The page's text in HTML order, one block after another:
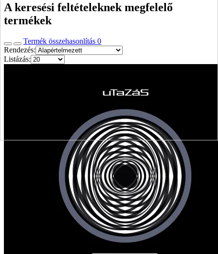
A keresési feltételeknek megfelelő
termékek
Termék összehasonlítás 0
Rendezés:
Listázás: